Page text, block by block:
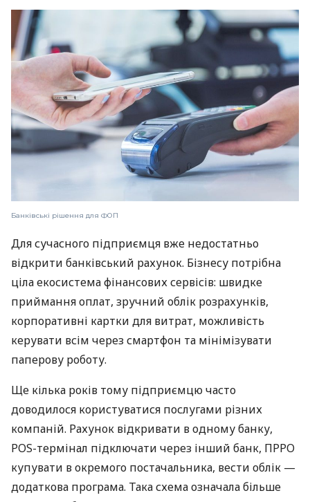
Банківські рішення для ФОП
Для сучасного підприємця вже недостатньо
відкрити банківський рахунок. Бізнесу потрібна
ціла екосистема фінансових сервісів: швидке
приймання оплат, зручний облік розрахунків,
корпоративні картки для витрат, можливість
керувати всім через смартфон та мінімізувати
паперову роботу.
Ще кілька років тому підприємцю часто
доводилося користуватися послугами різних
компаній. Рахунок відкривати в одному банку,
POS-термінал підключати через інший банк, ПРРО
купувати в окремого постачальника, вести облік —
додаткова програма. Така схема означала більше